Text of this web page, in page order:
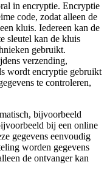
in encryptie. Encryptie
code, zodat alleen de
kluis. Iedereen kan de
sleutel kan de kluis
gebruikt.
verzending,
wordt encryptie gebruikt
te controleren,
bijvoorbeeld
bij een online
gegevens eenvoudig
worden gegevens
de ontvanger kan